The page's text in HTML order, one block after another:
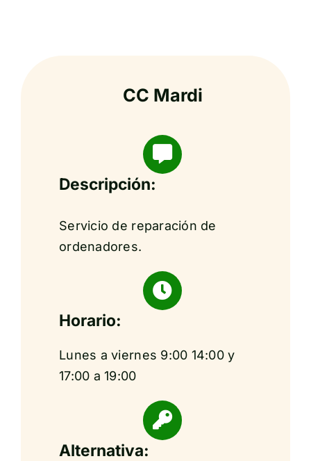
CC Mardi
Descripción:
Servicio de reparación de
ordenadores.
Horario:
Lunes a viernes 9:00 14:00 y
17:00 a 19:00
Alternativa: